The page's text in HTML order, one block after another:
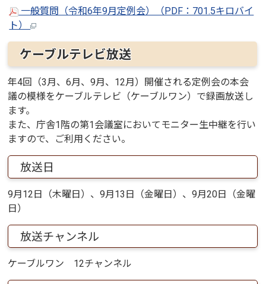
一般質問（令和6年9月定例会）（PDF：701.5キロバイ
ト）
ケーブルテレビ放送
年4回（3月、6月、9月、12月）開催される定例会の本会
議の模様をケーブルテレビ（ケーブルワン）で録画放送し
ます。
また、庁舎1階の第1会議室においてモニター生中継を行い
ますので、ご利用ください。
放送日
9月12日（木曜日）、9月13日（金曜日）、9月20日（金曜
日）
放送チャンネル
ケーブルワン 12チャンネル